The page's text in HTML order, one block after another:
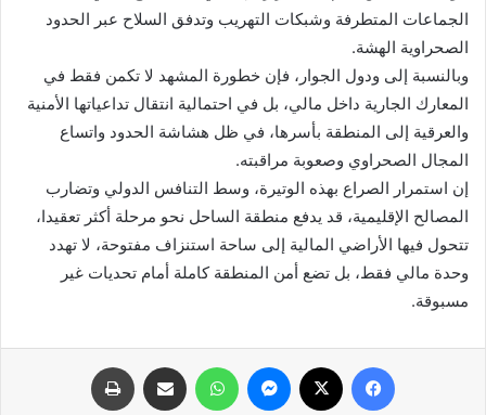
الجماعات المتطرفة وشبكات التهريب وتدفق السلاح عبر الحدود
الصحراوية الهشة.
وبالنسبة إلى ودول الجوار، فإن خطورة المشهد لا تكمن فقط في
المعارك الجارية داخل مالي، بل في احتمالية انتقال تداعياتها الأمنية
والعرقية إلى المنطقة بأسرها، في ظل هشاشة الحدود واتساع
المجال الصحراوي وصعوبة مراقبته.
إن استمرار الصراع بهذه الوتيرة، وسط التنافس الدولي وتضارب
المصالح الإقليمية، قد يدفع منطقة الساحل نحو مرحلة أكثر تعقيدا،
تتحول فيها الأراضي المالية إلى ساحة استنزاف مفتوحة، لا تهدد
وحدة مالي فقط، بل تضع أمن المنطقة كاملة أمام تحديات غير
مسبوقة.
فيسبوك ماسنجر واتساب مشاركة عبر البريد